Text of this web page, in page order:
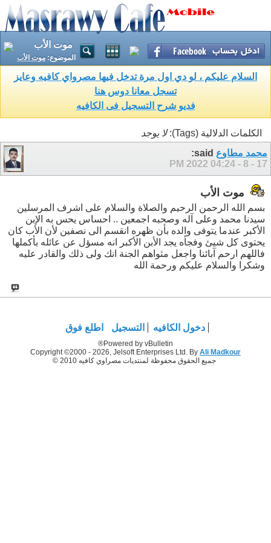
موت الأب
الموضوع: موت الأب
السلام عليكم ، لو دي اول مرة تدخل فيها مصرواي كافيه وعايز
تسجل معانا دوس هنا
فديو شرح التسجيل فى الكافيه
الكلمات الدلالية (Tags):
لا يوجد
محمد مطاوع
17 - 8 - 2022
04:24 PM
موت الأب
بسم الله الرحمن الرحيم والصلاة والسلام على اشرف المرسلين
سيدنا محمد وعلى آله وصحبه اجمعين .. احساس يحس به الإبن
الأكبر عندما يتوفى والده بأن ظهره انقسم الى نصفين لأن الأب كان
يحتوى كل شيئ وفجأه يجد الأبن الأكبر انه مسؤل عن عائله بأكملها
فاللهم ارحم آبائنا واجعل مثواهم الجنة انك ولى ذلك والقادر عليه
وشكرا والسلام عليكم ورحمة الله
دخول الكافيه التسجيل اطلع فوق
Powered by vBulletin®
Copyright ©2000 - 2026, Jelsoft Enterprises Ltd. By Ali Madkour
جميع الحقوق محفوظة لمنتديات مصراوي كافيه 2010 ©